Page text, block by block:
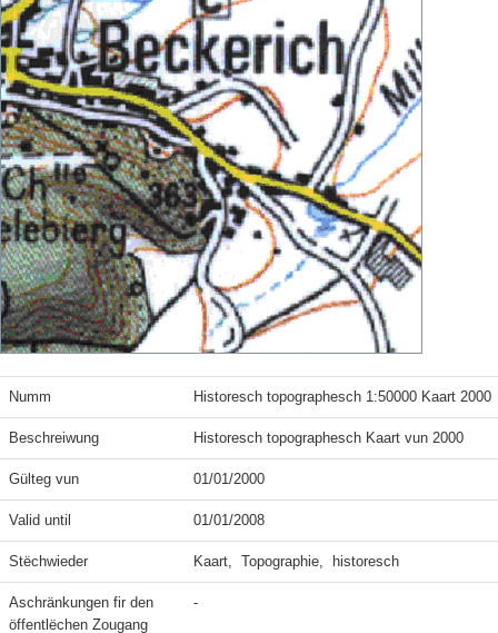
Numm Historesch topographesch 1:50000 Kaart 2000
Beschreiwung Historesch topographesch Kaart vun 2000
Gülteg vun 01/01/2000
Valid until 01/01/2008
Stëchwieder Kaart,  Topographie,  historesch
Aschränkungen fir den
öffentlëchen Zougang
-